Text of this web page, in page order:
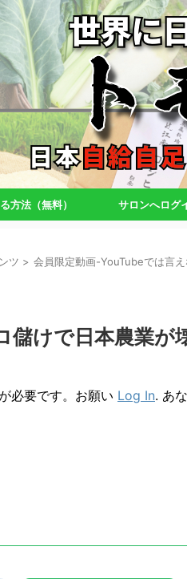
方法（無料） サロンへログ
ツ > 会員限定動画-YouTubeでは言
儲けで日本農業が
必要です。お願い Log In. あ